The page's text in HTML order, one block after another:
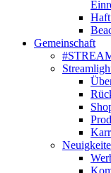
Gemeinschaft